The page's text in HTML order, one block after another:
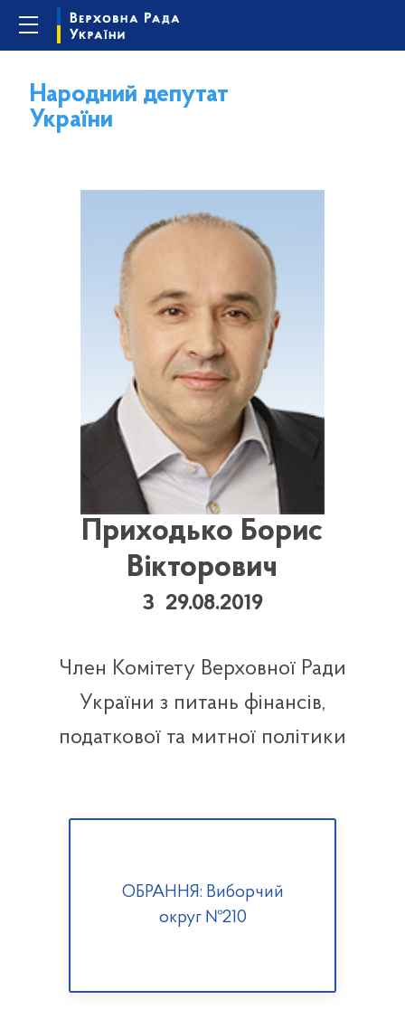
Народний депутат
України
Приходько Борис
Вікторович
З 29.08.2019
Член Комітету Верховної Ради
України з питань фінансів,
податкової та митної політики
ОБРАННЯ: Виборчий
округ №210